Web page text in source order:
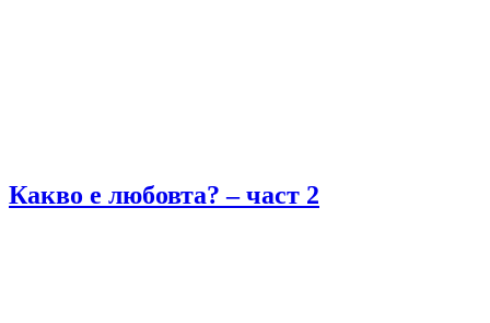
Какво е любовта? – част 2